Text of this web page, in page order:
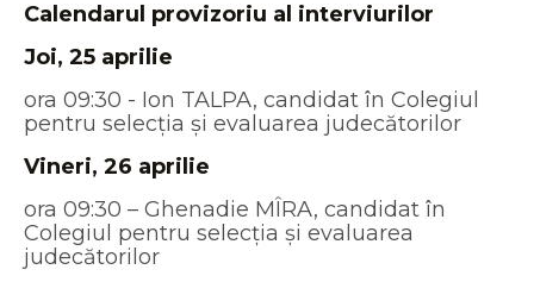
Calendarul provizoriu al interviurilor
Joi, 25 aprilie
ora 09:30 - Ion TALPA, candidat în Colegiul
pentru selecția și evaluarea judecătorilor
Vineri, 26 aprilie
ora 09:30 – Ghenadie MÎRA, candidat în
Colegiul pentru selecția și evaluarea
judecătorilor